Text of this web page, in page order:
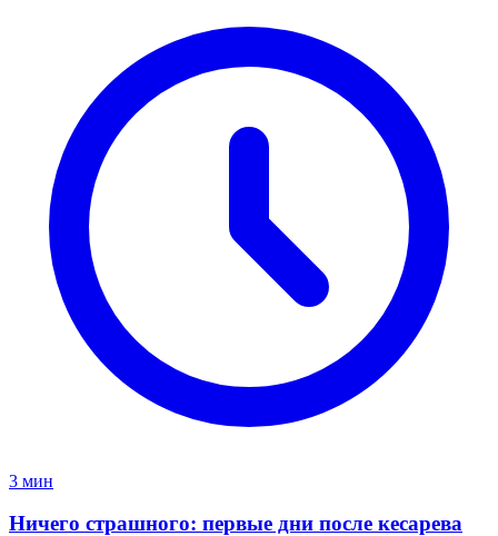
3 мин
Ничего страшного: первые дни после кесарева